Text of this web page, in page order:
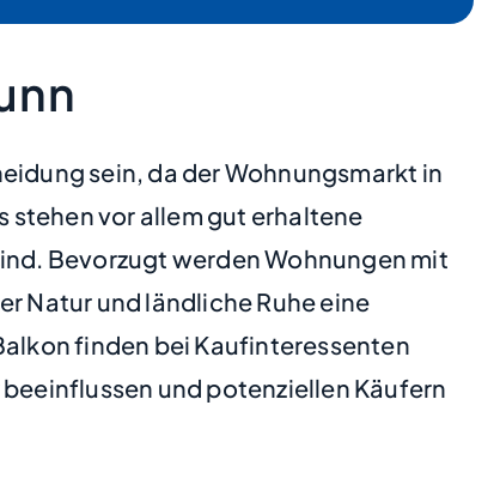
sein, da der Wohnungsmarkt in
stehen vor allem gut erhaltene
Bevorzugt werden Wohnungen mit
Natur und ländliche Ruhe eine
finden bei Kaufinteressenten
und potenziellen Käufern